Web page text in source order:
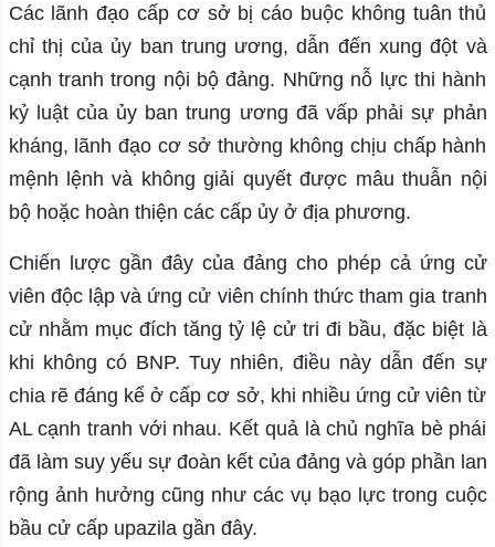
Các lãnh đạo cấp cơ sở bị cáo buộc không tuân thủ
chỉ thị của ủy ban trung ương, dẫn đến xung đột và
cạnh tranh trong nội bộ đảng. Những nỗ lực thi hành
kỷ luật của ủy ban trung ương đã vấp phải sự phản
kháng, lãnh đạo cơ sở thường không chịu chấp hành
mệnh lệnh và không giải quyết được mâu thuẫn nội
bộ hoặc hoàn thiện các cấp ủy ở địa phương.
Chiến lược gần đây của đảng cho phép cả ứng cử
viên độc lập và ứng cử viên chính thức tham gia tranh
cử nhằm mục đích tăng tỷ lệ cử tri đi bầu, đặc biệt là
khi không có BNP. Tuy nhiên, điều này dẫn đến sự
chia rẽ đáng kể ở cấp cơ sở, khi nhiều ứng cử viên từ
AL cạnh tranh với nhau. Kết quả là chủ nghĩa bè phái
đã làm suy yếu sự đoàn kết của đảng và góp phần lan
rộng ảnh hưởng cũng như các vụ bạo lực trong cuộc
bầu cử cấp upazila gần đây.